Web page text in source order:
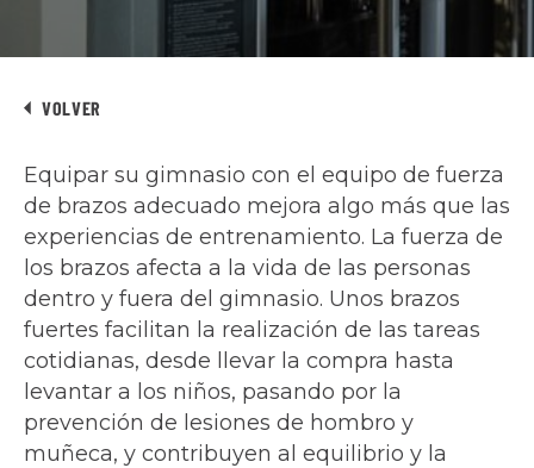
VOLVER
Equipar su gimnasio con el equipo de fuerza
de brazos adecuado mejora algo más que las
experiencias de entrenamiento. La fuerza de
los brazos afecta a la vida de las personas
dentro y fuera del gimnasio. Unos brazos
fuertes facilitan la realización de las tareas
cotidianas, desde llevar la compra hasta
levantar a los niños, pasando por la
prevención de lesiones de hombro y
muñeca, y contribuyen al equilibrio y la